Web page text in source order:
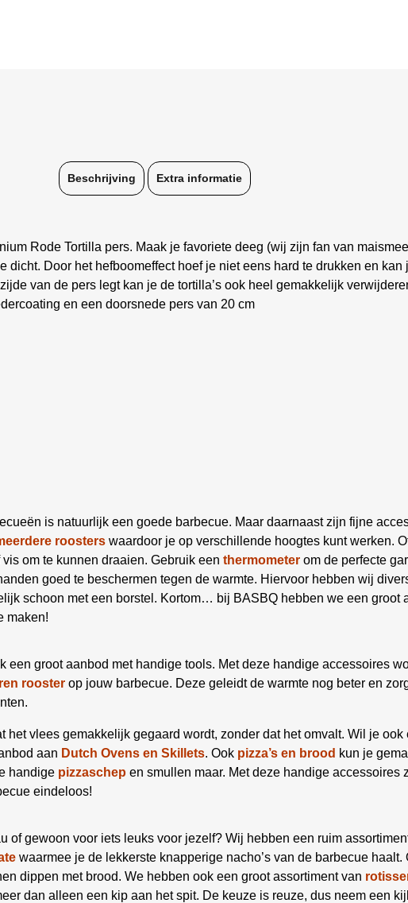
Beschrijving Extra informatie
Rode Tortilla pers. Maak je favoriete deeg (wij zijn fan van
dicht. Door het hefboomeffect hoef je niet eens hard te drukken en kan
van de pers legt kan je de tortilla’s ook heel gemakkelijk
en een doorsnede pers van 20 cm
is natuurlijk een goede barbecue. Maar daarnaast zijn fijne
roosters waardoor je op verschillende hoogtes kunt werken.
om te kunnen draaien. Gebruik een thermometer om de perfecte
goed te beschermen tegen de warmte. Hiervoor hebben wij
schoon met een borstel. Kortom… bij BASBQ hebben we een groot
maken!
een groot aanbod met handige tools. Met deze handige accessoires
rooster op jouw barbecue. Deze geleidt de warmte nog beter en
het vlees gemakkelijk gegaard wordt, zonder dat het omvalt. Wil je
aan Dutch Ovens en Skillets. Ook pizza’s en brood kun je
handige pizzaschep en smullen maar. Met deze handige accessoires
eindeloos!
of gewoon voor iets leuks voor jezelf? Wij hebben een ruim
waarmee je de lekkerste knapperige nacho’s van de barbecue haalt.
dippen met brood. We hebben ook een groot assortiment van
dan alleen een kip aan het spit. De keuze is reuze, dus neem een